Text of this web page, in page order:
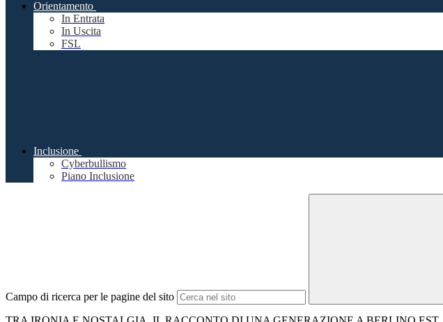
Orientamento
In Entrata
In Uscita
FSL
Inclusione
Cyberbullismo
Piano Inclusione
Campo di ricerca per le pagine del sito